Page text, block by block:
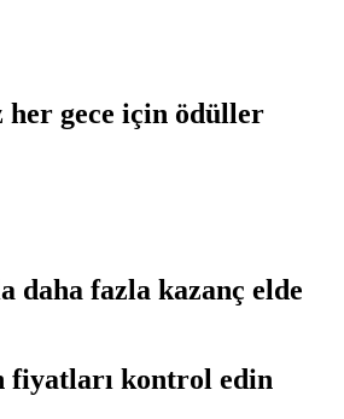
her gece için ödüller
daha fazla kazanç elde
kontrol edin